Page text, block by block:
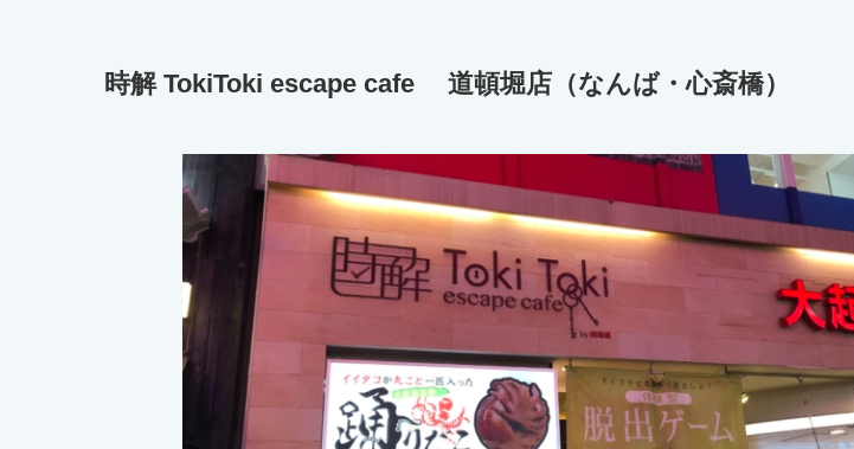
時解 TokiToki escape cafe 道頓堀店（なんば・心斎橋）